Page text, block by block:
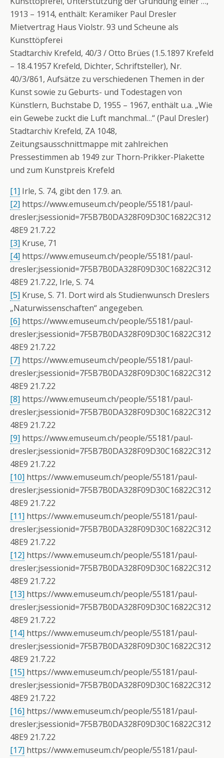
1913 – 1914, enthält: Keramiker Paul Dresler
Mietvertrag Haus Violstr. 93 und Scheune als
Kunsttöpferei
Stadtarchiv Krefeld, 40/3 / Otto Brües (1.5.1897 Krefeld
– 18.4.1957 Krefeld, Dichter, Schriftsteller), Nr.
40/3/861, Aufsätze zu verschiedenen Themen in der
Kunst sowie zu Geburts- und Todestagen von
Künstlern, Buchstabe D, 1955 – 1967, enthält u.a. „Wie
ein Gewebe zuckt die Luft manchmal…“ (Paul Dresler)
Stadtarchiv Krefeld, ZA 1048,
Zeitungsausschnittmappe mit zahlreichen
Pressestimmen ab 1949 zur Thorn-Prikker-Plakette
und zum Kunstpreis Krefeld
[1] Irle, S. 74, gibt den 17.9. an.
[2] https://www.emuseum.ch/people/55181/paul-
dresler;jsessionid=7F5B7B0DA328F09D30C16822C312
48E9 21.7.22
[3] Kruse, 71
[4] https://www.emuseum.ch/people/55181/paul-
dresler;jsessionid=7F5B7B0DA328F09D30C16822C312
48E9 21.7.22, Irle, S. 74.
[5] Kruse, S. 71. Dort wird als Studienwunsch Dreslers
„Naturwissenschaften“ angegeben.
[6] https://www.emuseum.ch/people/55181/paul-
dresler;jsessionid=7F5B7B0DA328F09D30C16822C312
48E9 21.7.22
[7] https://www.emuseum.ch/people/55181/paul-
dresler;jsessionid=7F5B7B0DA328F09D30C16822C312
48E9 21.7.22
[8] https://www.emuseum.ch/people/55181/paul-
dresler;jsessionid=7F5B7B0DA328F09D30C16822C312
48E9 21.7.22
[9] https://www.emuseum.ch/people/55181/paul-
dresler;jsessionid=7F5B7B0DA328F09D30C16822C312
48E9 21.7.22
[10] https://www.emuseum.ch/people/55181/paul-
dresler;jsessionid=7F5B7B0DA328F09D30C16822C312
48E9 21.7.22
[11] https://www.emuseum.ch/people/55181/paul-
dresler;jsessionid=7F5B7B0DA328F09D30C16822C312
48E9 21.7.22
[12] https://www.emuseum.ch/people/55181/paul-
dresler;jsessionid=7F5B7B0DA328F09D30C16822C312
48E9 21.7.22
[13] https://www.emuseum.ch/people/55181/paul-
dresler;jsessionid=7F5B7B0DA328F09D30C16822C312
48E9 21.7.22
[14] https://www.emuseum.ch/people/55181/paul-
dresler;jsessionid=7F5B7B0DA328F09D30C16822C312
48E9 21.7.22
[15] https://www.emuseum.ch/people/55181/paul-
dresler;jsessionid=7F5B7B0DA328F09D30C16822C312
48E9 21.7.22
[16] https://www.emuseum.ch/people/55181/paul-
dresler;jsessionid=7F5B7B0DA328F09D30C16822C312
48E9 21.7.22
[17] https://www.emuseum.ch/people/55181/paul-